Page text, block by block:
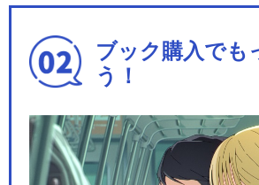
n…
ブック購入でも
う！